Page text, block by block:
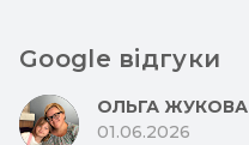
Google відгуки
ОЛЬГА ЖУКОВА
01.06.2026